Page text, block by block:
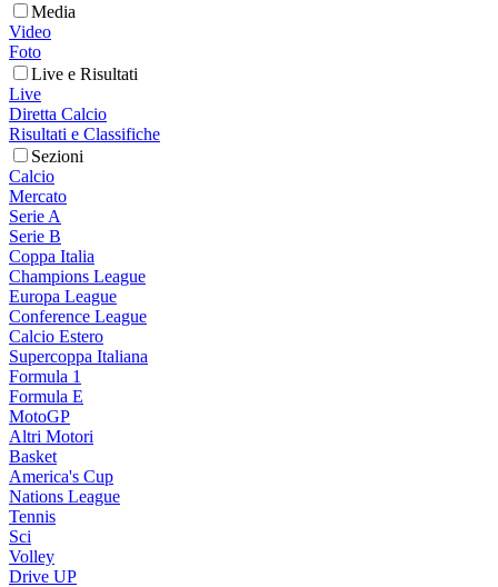
Media
Video
Foto
Live e Risultati
Live
Diretta Calcio
Risultati e Classifiche
Sezioni
Calcio
Mercato
Serie A
Serie B
Coppa Italia
Champions League
Europa League
Conference League
Calcio Estero
Supercoppa Italiana
Formula 1
Formula E
MotoGP
Altri Motori
Basket
America's Cup
Nations League
Tennis
Sci
Volley
Drive UP